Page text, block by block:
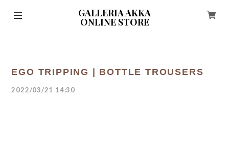
GALLERIA AKKA
ONLINE STORE
EGO TRIPPING | BOTTLE TROUSERS
2022/03/21 14:30